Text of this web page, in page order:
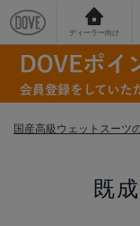
ディーラー向け
国産高級ウェットスーツ
既